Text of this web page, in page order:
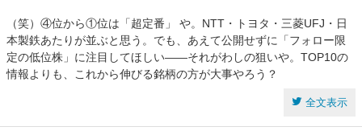
（笑）④位から①位は「超定番」 や。NTT・トヨタ・三菱UFJ・日
本製鉄あたりが並ぶと思う。でも、あえて公開せずに「フォロー限
定の低位株」に注目してほしい——それがわしの狙いや。TOP10の
情報よりも、これから伸びる銘柄の方が大事やろう？
全文表示